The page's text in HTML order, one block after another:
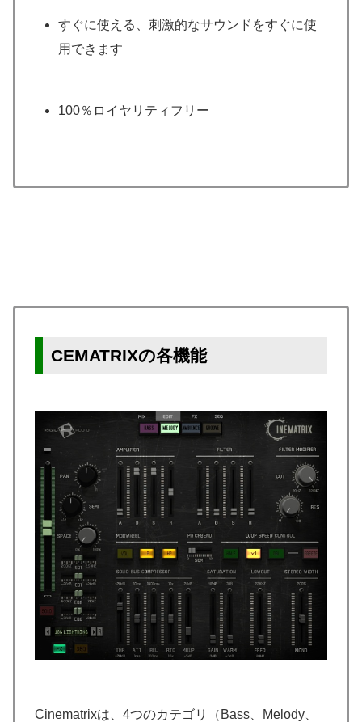
すぐに使える、刺激的なサウンドをすぐに使
用できます
100％ロイヤリティフリー
CEMATRIXの各機能
Cinematrixは、4つのカテゴリ（Bass、Melody、